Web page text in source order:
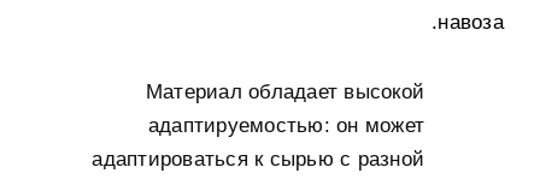
навоза
.
Материал обладает высокой
адаптируемостью:он может
адаптироваться к сырью с разной